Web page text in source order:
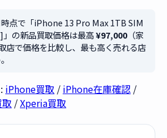
点で「iPhone 13 Pro Max 1TB SIM
の新品買取価格は最高¥97,000（家
店で価格を比較し、最も高く売れる店
iPhone買取 / iPhone在庫確認 /
/Xperia買取